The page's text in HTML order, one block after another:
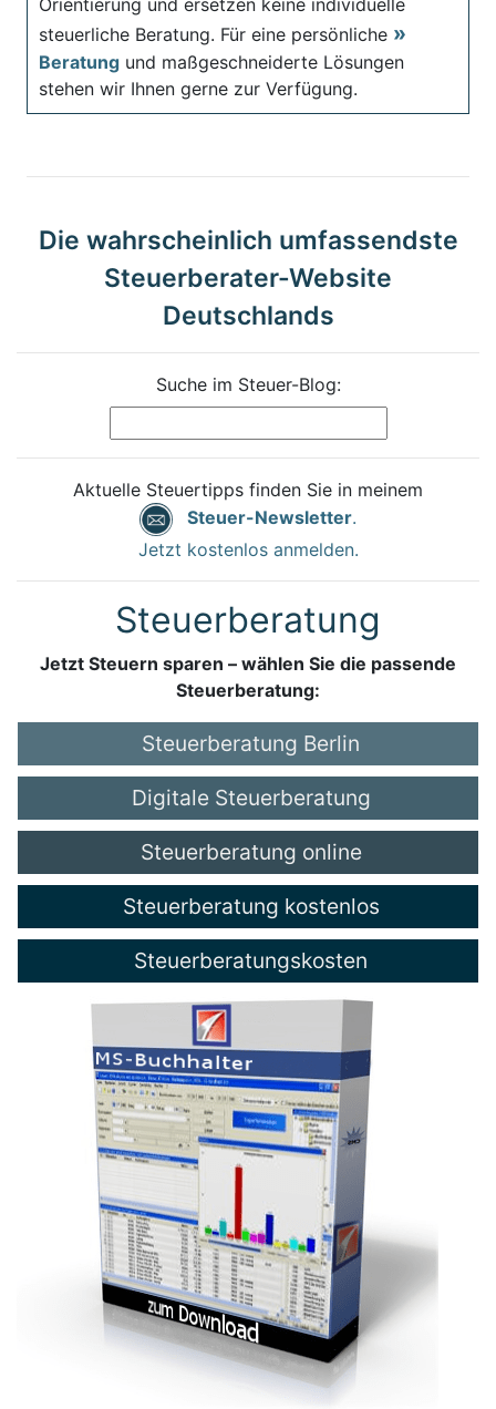
steuerliche Beratung. Für eine persönliche
Beratung und maßgeschneiderte Lösungen
stehen wir Ihnen gerne zur Verfügung.
Die wahrscheinlich umfassendste
Steuerberater-Website
Deutschlands
Suche im Steuer-Blog:
Aktuelle Steuertipps finden Sie in meinem
Steuer-Newsletter.
Jetzt kostenlos anmelden.
Steuerberatung
Jetzt Steuern sparen – wählen Sie die passende
Steuerberatung:
Steuerberatung Berlin
Digitale Steuerberatung
Steuerberatung online
Steuerberatung kostenlos
Steuerberatungskosten